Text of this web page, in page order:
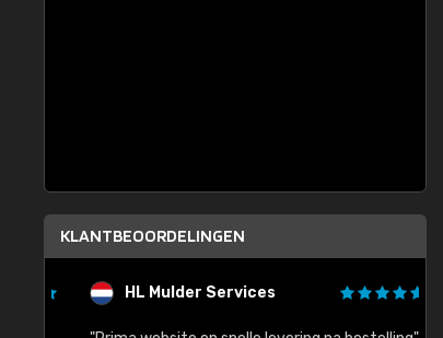
KLANTBEOORDELINGEN
HL Mulder Services